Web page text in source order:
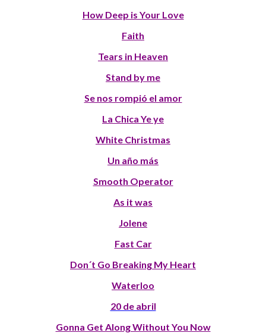
How Deep is Your Love
Faith
Tears in Heaven
Stand by me
Se nos rompió el amor
La Chica Ye ye
White Christmas
Un año más
Smooth Operator
As it was
Jolene
Fast Car
Don´t Go Breaking My Heart
Waterloo
20 de abril
Gonna Get Along Without You Now